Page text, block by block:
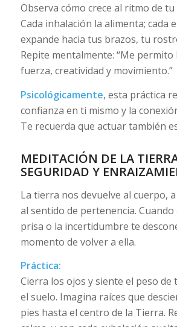
Observa cómo crece al ritmo de
Cada inhalación la alimenta; cada
expande hacia tus brazos, tu
Repite mentalmente: “Me permito
fuerza, creatividad y movimiento.”
Psicológicamente, esta práctica
confianza en ti mismo y la
Te recuerda que actuar también
MEDITACIÓN DE LA
SEGURIDAD Y
La tierra nos devuelve al cuerpo,
al sentido de pertenencia. Cuando
prisa o la incertidumbre te
momento de volver a ella.
Práctica:
Cierra los ojos y siente el peso de
el suelo. Imagina raíces que
pies hasta el centro de la Tierra.